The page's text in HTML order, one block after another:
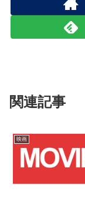
関連記事
映画